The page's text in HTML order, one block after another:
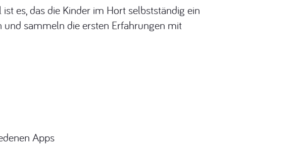
es, das die Kinder im Hort selbstständig ein
sammeln die ersten Erfahrungen mit
Apps